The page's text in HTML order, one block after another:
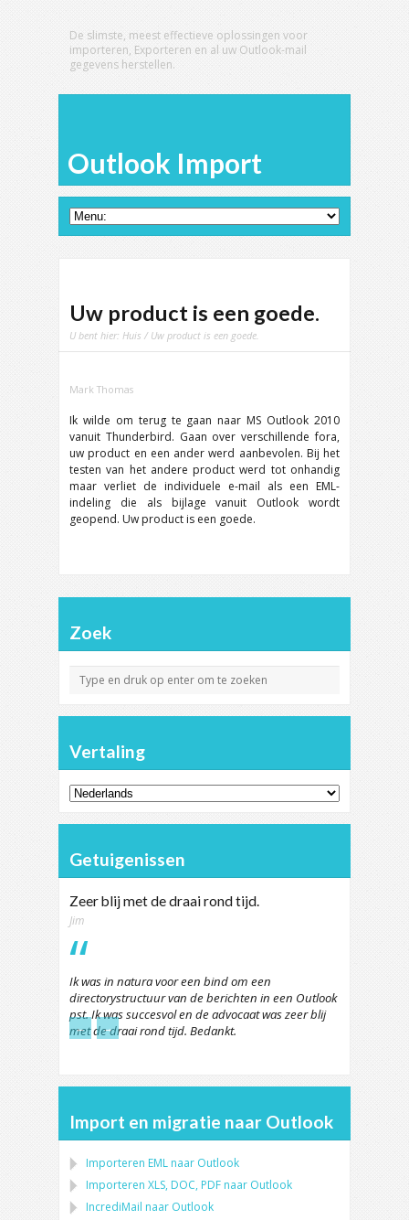
De slimste, meest effectieve oplossingen voor
importeren, Exporteren en al uw Outlook-mail
gegevens herstellen.
Outlook Import
Uw product is een goede.
U bent hier: Huis / Uw product is een goede.
Mark Thomas
Ik wilde om terug te gaan naar MS Outlook 2010
vanuit Thunderbird. Gaan over verschillende fora,
uw product en een ander werd aanbevolen. Bij het
testen van het andere product werd tot onhandig
maar verliet de individuele e-mail als een EML-
indeling die als bijlage vanuit Outlook wordt
geopend. Uw product is een goede.
Zoek
Vertaling
Getuigenissen
Zeer blij met de draai rond tijd.
Jim
Ik was in natura voor een bind om een
directorystructuur van de berichten in een Outlook
pst. Ik was succesvol en de advocaat was zeer blij
met de draai rond tijd. Bedankt.
← →
Import en migratie naar Outlook
Importeren EML naar Outlook
Importeren XLS, DOC, PDF naar Outlook
IncrediMail naar Outlook